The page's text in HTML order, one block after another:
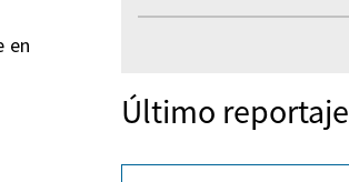
en
Último reportaje